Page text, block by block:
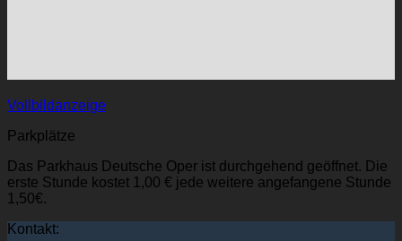
Vollbildanzeige
Parkplätze
Das Parkhaus Deutsche Oper ist durchgehend geöffnet. Die
erste Stunde kostet 1,00 € jede weitere angefangene Stunde
1,50€.
Kontakt: